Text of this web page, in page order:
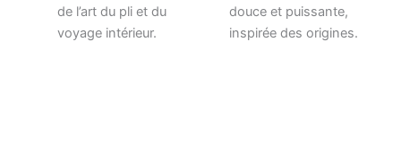
de l’art du pli et du
voyage intérieur.
douce et puissante,
inspirée des origines.